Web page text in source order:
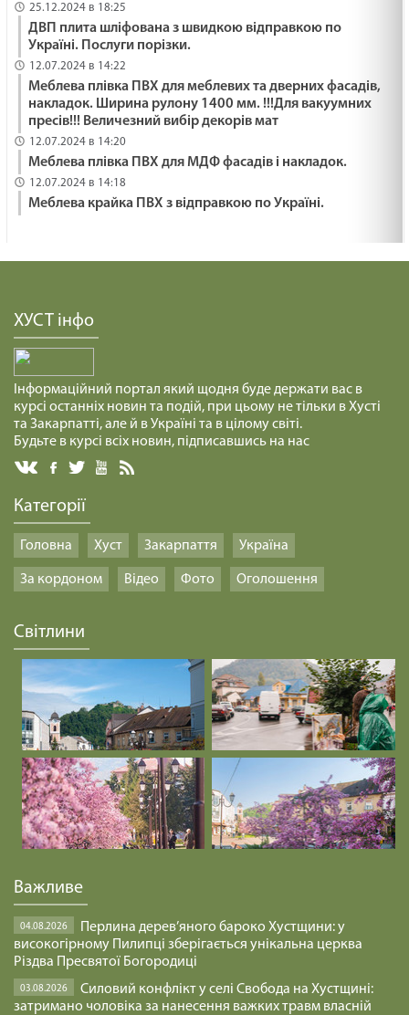
КАРТОННИЙ БУДИНОЧОК /1472/ Майтеся файно
29.01.2025
ПОБУТИ В ТИШІ /1471/ Майтеся файно
29.01.2025
СЕРЦЕ ЛЮБОВІ /1470/ Майтеся файно
29.01.2025
29.01.2025
ВИСЛОВЛЮВАТИ ДУМКИ /1467/ Майтеся файно
29.01.2025
ЩО РОБИТИ ДАЛІ /1465/ Майтеся файно
29.01.2025
Срібна Земля. Хроніка Карпатської України
1919-1939 рр.
17.03.2023
Майтеся файно /579/ СЕРЦЕ УКРАЇНИ
04.03.2022
25.12.2024 в 18:25
ДВП плита шліфована з швидкою відправкою по
Україні. Послуги порізки.
12.07.2024 в 14:22
Меблева плівка ПВХ для меблевих та дверних фасадів,
накладок. Ширина рулону 1400 мм. !!!Для вакуумних
пресів!!! Величезний вибір декорів мат
12.07.2024 в 14:20
Меблева плівка ПВХ для МДФ фасадів і накладок.
12.07.2024 в 14:18
Меблева крайка ПВХ з відправкою по Україні.
ХУСТ інфо
Інформаційний портал який щодня буде держати вас в
курсі останніх новин та подій, при цьому не тільки в Хусті
та Закарпатті, але й в Україні та в цілому світі.
Будьте в курсі всіх новин, підписавшись на нас
Категорії
Головна Хуст Закарпаття Україна
За кордоном Відео Фото Оголошення
Світлини
Важливе
04.08.2026
Перлина дерев’яного бароко Хустщини: у
високогірному Пилипці зберігається унікальна церква
Різдва Пресвятої Богородиці
03.08.2026
Силовий конфлікт у селі Свобода на Хустщині:
затримано чоловіка за нанесення важких травм власній